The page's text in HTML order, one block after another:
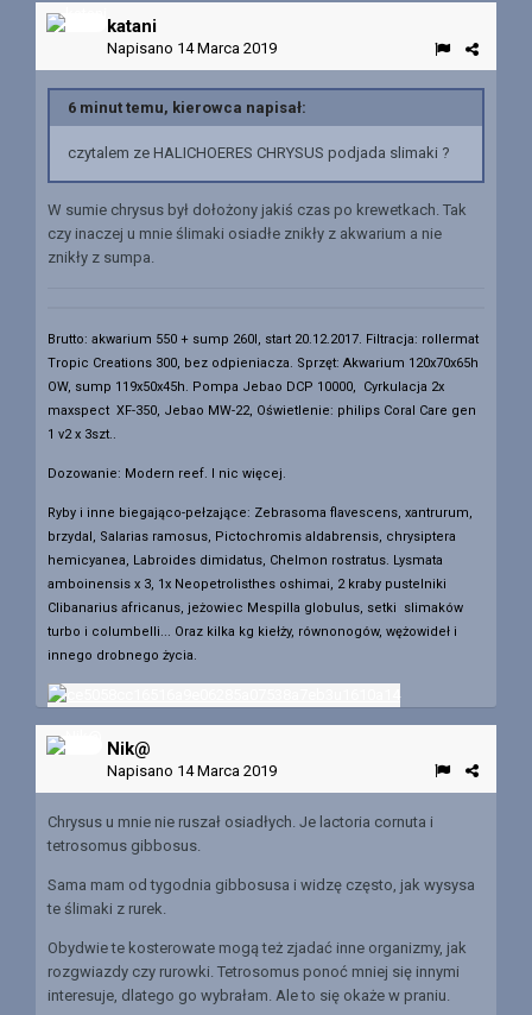
katani
Napisano 14 Marca 2019
6 minut temu, kierowca napisał:
czytalem ze HALICHOERES CHRYSUS podjada slimaki ?
W sumie chrysus był dołożony jakiś czas po krewetkach. Tak
czy inaczej u mnie ślimaki osiadłe znikły z akwarium a nie
znikły z sumpa.
Brutto: akwarium 550 + sump 260l, start 20.12.2017. Filtracja: rollermat
Tropic Creations 300, bez odpieniacza. Sprzęt: Akwarium 120x70x65h
OW, sump 119x50x45h. Pompa Jebao DCP 10000, Cyrkulacja 2x
maxspect XF-350, Jebao MW-22, Oświetlenie: philips Coral Care gen
1 v2 x 3szt..
Dozowanie: Modern reef. I nic więcej.
Ryby i inne biegająco-pełzające: Zebrasoma flavescens, xantrurum,
brzydal, Salarias ramosus, Pictochromis aldabrensis, chrysiptera
hemicyanea, Labroides dimidatus, Chelmon rostratus. Lysmata
amboinensis x 3, 1x Neopetrolisthes oshimai, 2 kraby pustelniki
Clibanarius africanus, jeżowiec Mespilla globulus, setki slimaków
turbo i columbelli... Oraz kilka kg kiełży, równonogów, wężowideł i
innego drobnego życia.
Nik@
Napisano 14 Marca 2019
Chrysus u mnie nie ruszał osiadłych. Je lactoria cornuta i
tetrosomus gibbosus.
Sama mam od tygodnia gibbosusa i widzę często, jak wysysa
te ślimaki z rurek.
Obydwie te kosterowate mogą też zjadać inne organizmy, jak
rozgwiazdy czy rurowki. Tetrosomus ponoć mniej się innymi
interesuje, dlatego go wybrałam. Ale to się okaże w praniu.